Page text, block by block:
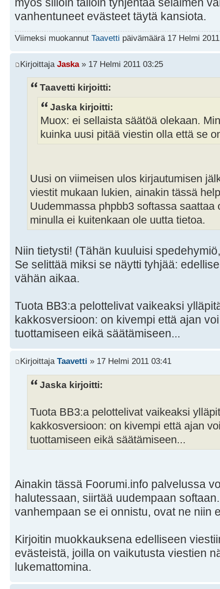
vanhentuneet evästeet täytä kansiota.
Viimeksi muokannut Taavetti päivämäärä 17 Helmi
Kirjoittaja Jaska» 17 Helmi 2011 03:25
Taavetti kirjoitti:
Jaska kirjoitti:
Muox: ei sellaista säätöä olekaan.
kuinka uusi pitää viestin olla että se
Uusi on viimeisen ulos kirjautumisen
viestit mukaan lukien, ainakin tässä
Uudemmassa phpbb3 softassa
minulla ei kuitenkaan ole uutta tietoa.
Niin tietysti! (Tähän kuuluisi
Se selittää miksi se näytti tyhjää:
vähän aikaa.
Tuota BB3:a pelottelivat vaikeaksi
kakkosversioon: on kivempi että ajan
tuottamiseen eikä säätämiseen...
Kirjoittaja Taavetti » 17 Helmi 2011 03:41
Jaska kirjoitti:
Tuota BB3:a pelottelivat vaikeaksi
kakkosversioon: on kivempi että ajan
tuottamiseen eikä säätämiseen...
Ainakin tässä Foorumi.info palvelussa
halutessaan, siirtää uudempaan
vanhempaan se ei onnistu, ovat ne niin
Kirjoitin muokkauksena edelliseen
evästeistä, joilla on vaikutusta viestien
lukemattomina.